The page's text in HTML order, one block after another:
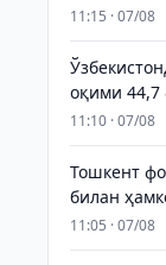
11:15 · 07/08
оқими 44,7
11:10 · 07/08
Тошкент
билан
11:05 · 07/08